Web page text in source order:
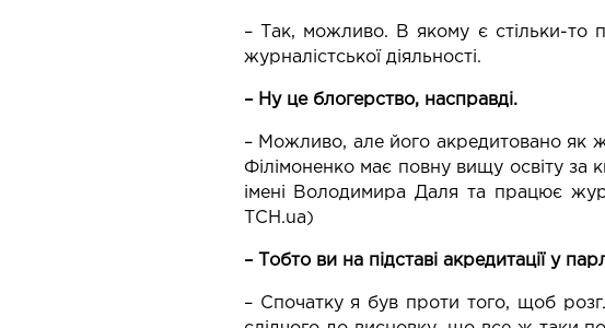
– Так, можливо. В якому є стільки-то
журналістської діяльності.
– Ну це блогерство, насправді.
– Можливо, але його акредитовано як
Філімоненко має повну вищу освіту за
імені Володимира Даля та працює
ТСН.ua)
– Тобто ви на підставі акредитації у
– Спочатку я був проти того, щоб